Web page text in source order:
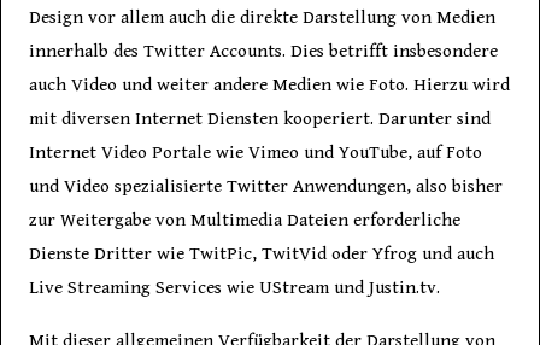
Design vor allem auch die direkte Darstellung von Medien
innerhalb des Twitter Accounts. Dies betrifft insbesondere
auch Video und weiter andere Medien wie Foto. Hierzu wird
mit diversen Internet Diensten kooperiert. Darunter sind
Internet Video Portale wie Vimeo und YouTube, auf Foto
und Video spezialisierte Twitter Anwendungen, also bisher
zur Weitergabe von Multimedia Dateien erforderliche
Dienste Dritter wie TwitPic, TwitVid oder Yfrog und auch
Live Streaming Services wie UStream und Justin.tv.
Mit dieser allgemeinen Verfügbarkeit der Darstellung von